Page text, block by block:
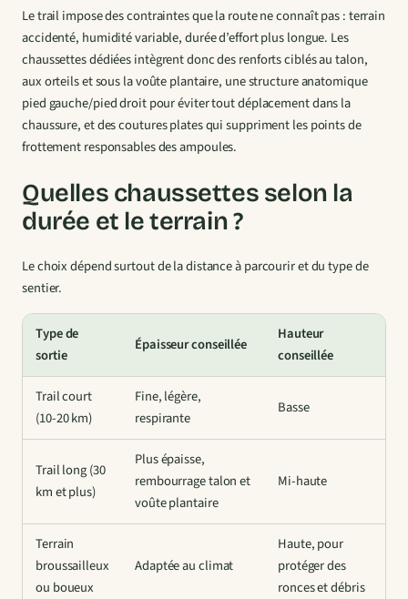
Le trail impose des contraintes que la route ne connaît pas : terrain
accidenté, humidité variable, durée d’effort plus longue. Les
chaussettes dédiées intègrent donc des renforts ciblés au talon,
aux orteils et sous la voûte plantaire, une structure anatomique
pied gauche/pied droit pour éviter tout déplacement dans la
chaussure, et des coutures plates qui suppriment les points de
frottement responsables des ampoules.
Quelles chaussettes selon la
durée et le terrain ?
Le choix dépend surtout de la distance à parcourir et du type de
sentier.
Type de
sortie
Épaisseur conseillée
Hauteur
conseillée
Trail court
(10-20 km)
Fine, légère,
respirante
Basse
Trail long (30
km et plus)
Plus épaisse,
rembourrage talon et
voûte plantaire
Mi-haute
Terrain
broussailleux
ou boueux
Adaptée au climat
Haute, pour
protéger des
ronces et débris